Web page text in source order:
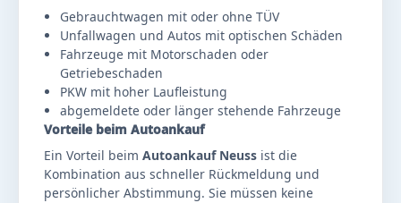
Gebrauchtwagen mit oder ohne TÜV
Unfallwagen und Autos mit optischen Schäden
Fahrzeuge mit Motorschaden oder
Getriebeschaden
PKW mit hoher Laufleistung
abgemeldete oder länger stehende Fahrzeuge
Vorteile beim Autoankauf
Ein Vorteil beim Autoankauf Neuss ist die
Kombination aus schneller Rückmeldung und
persönlicher Abstimmung. Sie müssen keine